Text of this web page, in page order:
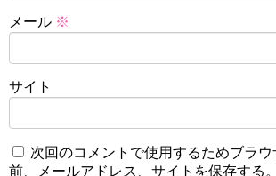
メール ※
サイト
次回のコメントで使用するためブラ
前、メールアドレス、サイトを保存する。